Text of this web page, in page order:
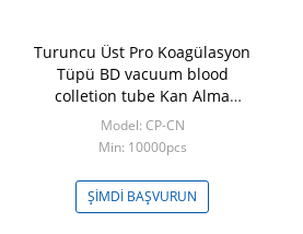
Turuncu Üst Pro Koagülasyon
Tüpü BD vacuum blood
colletion tube Kan Alma
Tüpleri
Model: CP-CN
Min: 10000pcs
ŞIMDI BAŞVURUN